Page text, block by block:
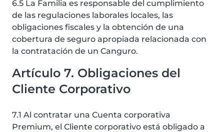
6.5 La Familia es responsable del cumplimiento
de las regulaciones laborales locales, las
obligaciones fiscales y la obtención de una
cobertura de seguro apropiada relacionada con
la contratación de un Canguro.
Artículo 7. Obligaciones del
Cliente Corporativo
7.1 Al contratar una Cuenta corporativa
Premium, el Cliente corporativo está obligado a